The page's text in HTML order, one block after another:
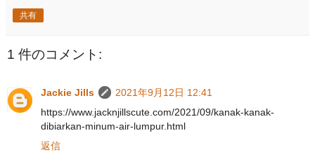
共有
1 件のコメント:
Jackie Jills
2021年9月12日 12:41
https://www.jacknjillscute.com/2021/09/kanak-kanak-
dibiarkan-minum-air-lumpur.html
返信